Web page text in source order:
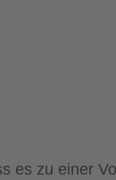
es zu einer